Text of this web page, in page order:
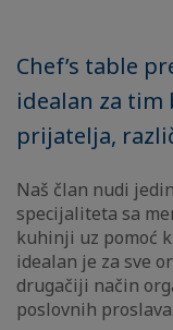
Chef’s table
idealan za
prijatelja,
Naš član nudi
specijaliteta sa
kuhinji uz pomoć
idealan je za sve
drugačiji način
poslovnih proslava.